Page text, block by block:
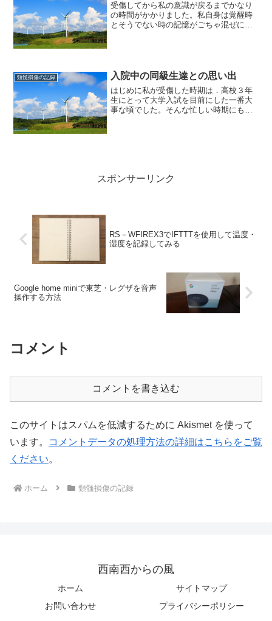
受傷してから私の意識が戻るまでかなり
の時間がかかりました。私自身は覚醒時
とそうでない時の記憶がごちゃ混ぜにな
頸髄損傷の記録 入院中の同級生達との思い出
はじめに私が受傷した時期は．高校３年
生にとって大学入試を目前にした一番大
事な頃でした。そんな忙しい時期にもか
スポンサーリンク
RS－WFIREX3でIFTTTを使用して温度・
湿度を記録してみる
Google home miniで東芝・レグザを音声
操作する方法
コメント
コメントを書き込む
このサイトはスパムを低減するために Akismet を使って
います。
コメントデータの処理方法の詳細はこちらをご覧
ください。
ホーム 頸髄損傷の記録
西南西からの風
ホーム
サイトマップ
お問い合わせ
プライバシーポリシー